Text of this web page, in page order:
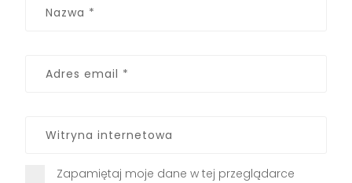
Zapamiętaj moje dane w tej przeglądarce